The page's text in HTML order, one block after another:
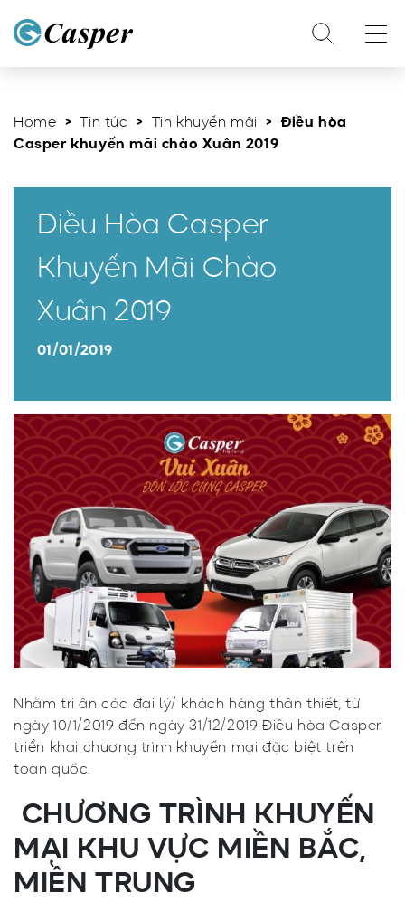
Home > Tin tức > Tin khuyến mãi
> Điều hòa
Casper khuyến mãi chào Xuân 2019
Điều Hòa Casper
Khuyến Mãi Chào
Xuân 2019
01/01/2019
Nhằm tri ân các đại lý/ khách hàng thân thiết, từ
ngày 10/1/2019 đến ngày 31/12/2019 Điều hòa Casper
triển khai chương trình khuyến mại đặc biệt trên
toàn quốc.
CHƯƠNG TRÌNH KHUYẾN
MẠI KHU VỰC MIỀN BẮC,
MIỀN TRUNG